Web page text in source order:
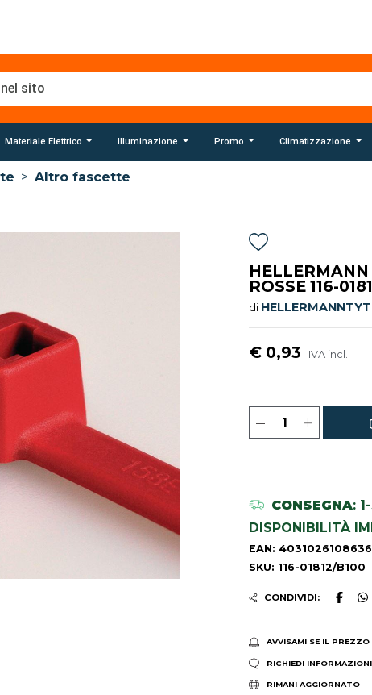
Materiale Elettrico Illuminazione Promo Climatizzazione
> Altro fascette
HELLERMANN
ROSSE 116-
di
€ 0,93 IVA incl.
CONSEGNA:
DISPONIBILITÀ
EAN: 4031026108636
SKU: 116-01812/B100
CONDIVIDI:
AVVISAMI SE IL PREZZO
RICHIEDI INFORMAZIONI
RIMANI AGGIORNATO